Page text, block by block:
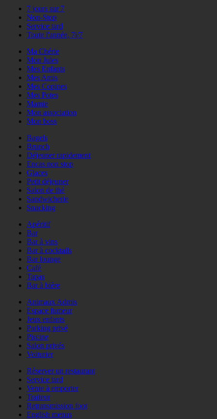
7 jours sur 7
Non-Stop
Service tard
Toute l'année, 7j/7
Ma Chérie
Mon Jules
Mes Enfants
Mes Amis
Mes Copines
Mes Potes
Mamie
Mon association
Mon boss
Bagels
Brunch
Déjeuner rapidement
Encas non stop
Glaces
Petit déjeuner
Salon de thé
Sandwicherie
Snacking
Apéritif
Bar
Bar à vins
Bar à cocktails
Bar lounge
Café
Tapas
Bar à bière
Animaux Admis
Espace fumeur
Jeux enfants
Parking privé
Piscine
Salon privés
Voiturier
Réserver un restaurant
Service tard
Vente à emporter
Traiteur
Retransmission foot
English menus